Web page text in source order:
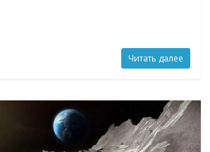
Читать далее